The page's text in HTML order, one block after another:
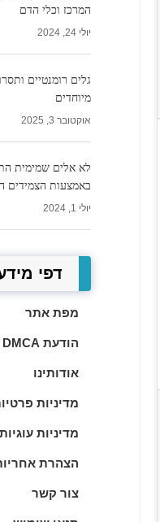
המרכז וכלי הדם
יולי 24, 2024
גלים רומנטיים
מיוחדים
אוקטובר 3, 2025
לא אלים שמימית
באמצעות הצמידים
יולי 1, 2024
דפי
מפת אתר
הודעת DMCA
אודותינו
מדיניות
מדיניות עוגיות
הצהרת
צור קשר